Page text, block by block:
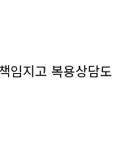
임지고 복용상담도